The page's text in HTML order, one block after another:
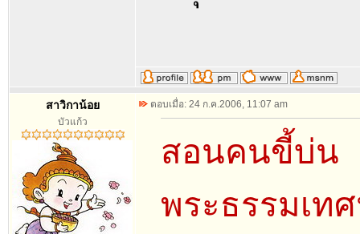
สาวิกาน้อย
บัวแก้ว
ตอบเมื่อ: 24 ก.ค.2006, 11:07 am
สอนคนขี้บ่น
พระธรรมเท